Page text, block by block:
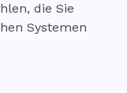
die Sie
Systemen